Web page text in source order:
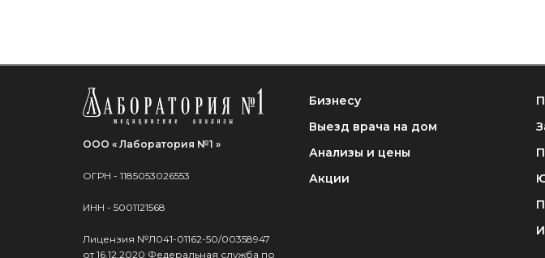
ООО « Лаборатория №1 »
ОГРН - 1185053026553
ИНН - 5001121568
Лицензия №Л041-01162-50/00358947
от 16.12.2020 Федеральная служба по
Бизнесу
Выезд врача на дом
Анализы и цены
Акции